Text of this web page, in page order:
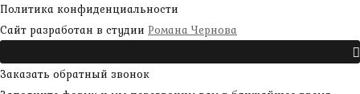
Политика конфиденциальности
Сайт разработан в студии Романа Чернова
Заказать обратный звонок